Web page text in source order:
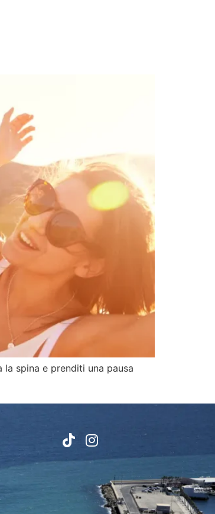
la spina e prenditi una pausa